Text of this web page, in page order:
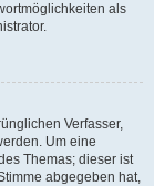
als
Verfasser,
Um eine
Themas; dieser ist
abgegeben hat,